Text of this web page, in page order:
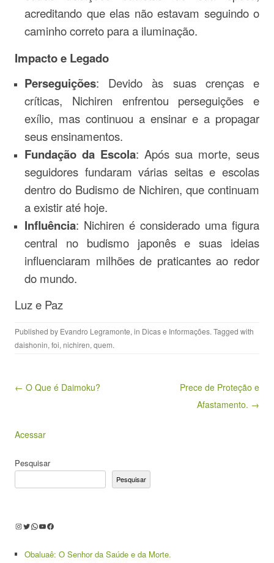
acreditando que elas não estavam seguindo o
caminho correto para a iluminação.
Impacto e Legado
Perseguições: Devido às suas crenças e
críticas, Nichiren enfrentou perseguições e
exílio, mas continuou a ensinar e a propagar
seus ensinamentos.
Fundação da Escola: Após sua morte, seus
seguidores fundaram várias seitas e escolas
dentro do Budismo de Nichiren, que continuam
a existir até hoje.
Influência: Nichiren é considerado uma figura
central no budismo japonês e suas ideias
influenciaram milhões de praticantes ao redor
do mundo.
Luz e Paz
Published by Evandro Legramonte, in Dicas e Informações. Tagged with
daishonin, foi, nichiren, quem.
Post navigation
← O Que é Daimoku?
Prece de Proteção e
Afastamento. →
Acessar
Pesquisar
Pesquisar
Instagram
Twitter
WhatsApp
Youtube
Facebook
Obaluaê: O Senhor da Saúde e da Morte.